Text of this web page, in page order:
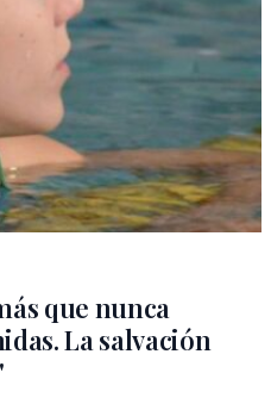
que nunca
La salvación